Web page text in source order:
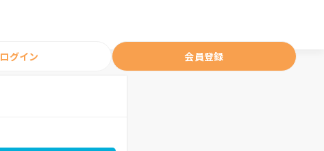
ログイン 会員登録